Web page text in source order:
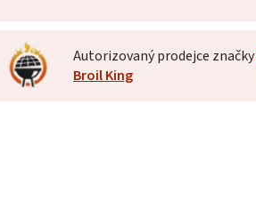
Autorizovaný prodejce značky
Broil King